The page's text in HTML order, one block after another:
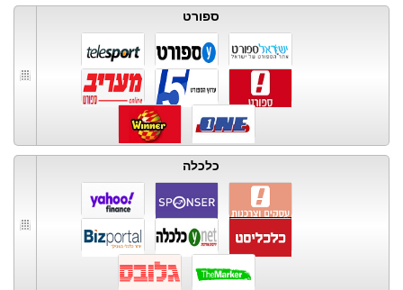
ספורט
כלכלה